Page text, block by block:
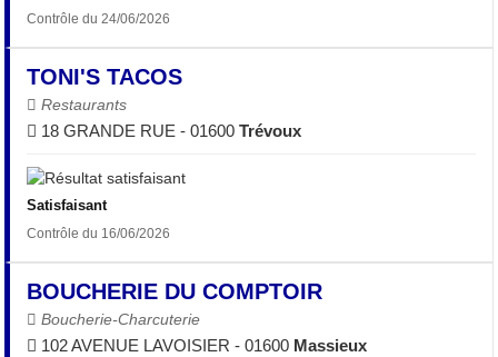
Contrôle du 24/06/2026
TONI'S TACOS
Restaurants
18 GRANDE RUE - 01600Trévoux
Satisfaisant
Contrôle du 16/06/2026
BOUCHERIE DU COMPTOIR
Boucherie-Charcuterie
102 AVENUE LAVOISIER - 01600 Massieux